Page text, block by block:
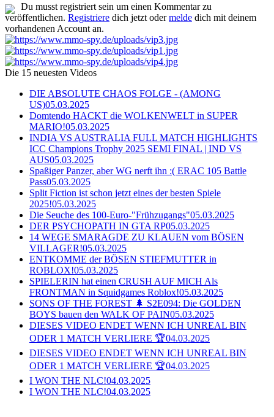
Du musst registriert sein um einen Kommentar zu
veröffentlichen. Registriere dich jetzt odermelde dich mit deinem
vorhandenen Account an.
Die 15 neuesten Videos
DIE ABSOLUTE CHAOS FOLGE - (AMONG
US)05.03.2025
Domtendo HACKT die WOLKENWELT in SUPER
MARIO!05.03.2025
INDIA VS AUSTRALIA FULL MATCH HIGHLIGHTS
ICC Champions Trophy 2025 SEMI FINAL | IND VS
AUS05.03.2025
Spaßiger Panzer, aber WG nerft ihn :( ERAC 105 Battle
Pass05.03.2025
Split Fiction ist schon jetzt eines der besten Spiele
2025!05.03.2025
Die Seuche des 100-Euro-"Frühzugangs"05.03.2025
DER PSYCHOPATH IN GTA RP05.03.2025
14 WEGE SMARAGDE ZU KLAUEN vom BÖSEN
VILLAGER!05.03.2025
ENTKOMME der BÖSEN STIEFMUTTER in
ROBLOX!05.03.2025
SPIELERIN hat einen CRUSH AUF MICH Als
FRONTMAN in Squidgames Roblox!05.03.2025
SONS OF THE FOREST 🌲 S2E094: Die GOLDEN
BOYS bauen den WALK OF PAIN05.03.2025
DIESES VIDEO ENDET WENN ICH UNREAL BIN
ODER 1 MATCH VERLIERE 🏆04.03.2025
DIESES VIDEO ENDET WENN ICH UNREAL BIN
ODER 1 MATCH VERLIERE 🏆04.03.2025
I WON THE NLC!04.03.2025
I WON THE NLC!04.03.2025